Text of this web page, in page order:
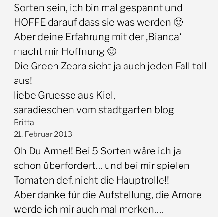
Sorten sein, ich bin mal gespannt und
HOFFE darauf dass sie was werden 🙂
Aber deine Erfahrung mit der ‚Bianca‘
macht mir Hoffnung 🙂
Die Green Zebra sieht ja auch jeden Fall toll
aus!
liebe Gruesse aus Kiel,
saradieschen vom stadtgarten blog
Britta
21. Februar 2013
Oh Du Arme!! Bei 5 Sorten wäre ich ja
schon überfordert… und bei mir spielen
Tomaten def. nicht die Hauptrolle!!
Aber danke für die Aufstellung, die Amore
werde ich mir auch mal merken….